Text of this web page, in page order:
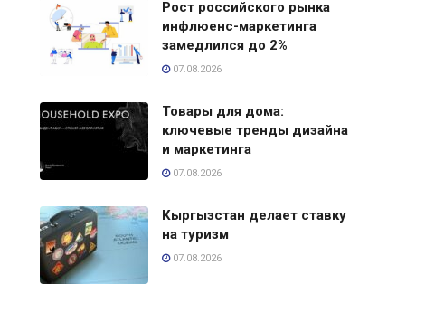
Рост российского рынка
инфлюенс-маркетинга
замедлился до 2%
07.08.2026
Товары для дома:
ключевые тренды дизайна
и маркетинга
07.08.2026
Кыргызстан делает ставку
на туризм
07.08.2026